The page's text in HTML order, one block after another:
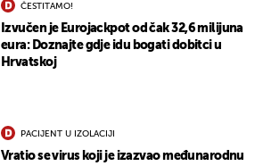
ČESTITAMO!
Izvučen je Eurojackpot od čak 32,6 milijuna
eura: Doznajte gdje idu bogati dobitci u
Hrvatskoj
PACIJENT U IZOLACIJI
Vratio se virus koji je izazvao međunarodnu